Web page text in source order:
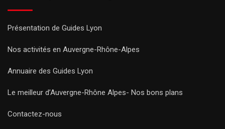
Présentation de Guides Lyon
Nos activités en Auvergne-Rhône-Alpes
Annuaire des Guides Lyon
Le meilleur d’Auvergne-Rhône Alpes- Nos bons plans
Contactez-nous